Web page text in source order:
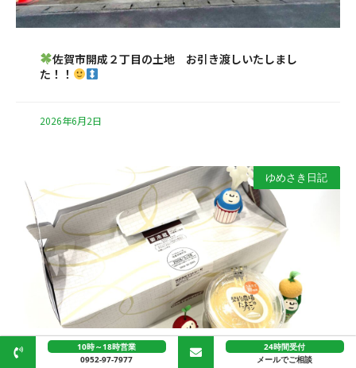
佐賀市開成２丁目の土地 お引き渡しいたしまし
た！！
2026年6月2日
ゆめさき日記
「シャトレーゼ」のたまごのプリンをいただきました
10時～18時営業
0952-97-7977
24時間受付
メールでご相談